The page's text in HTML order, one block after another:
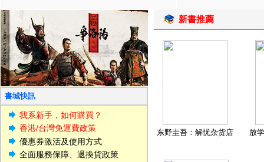
書城快訊
我系新手，如何購買？
香港/台灣免運費政策
優惠券激活及使用方式
全面服務保障、退換貨政策
新書推薦
东野圭吾：解忧杂货店 放